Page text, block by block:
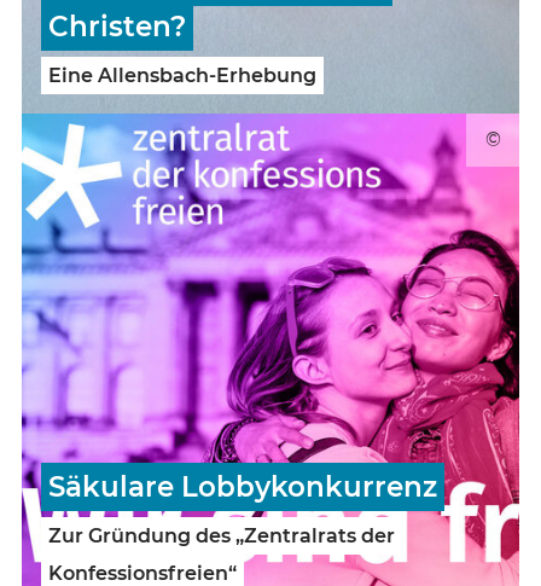
Christen?
Eine Allensbach-Erhebung
Säkulare Lobbykonkurrenz
Zur Gründung des „Zentralrats der
Konfessionsfreien“
©